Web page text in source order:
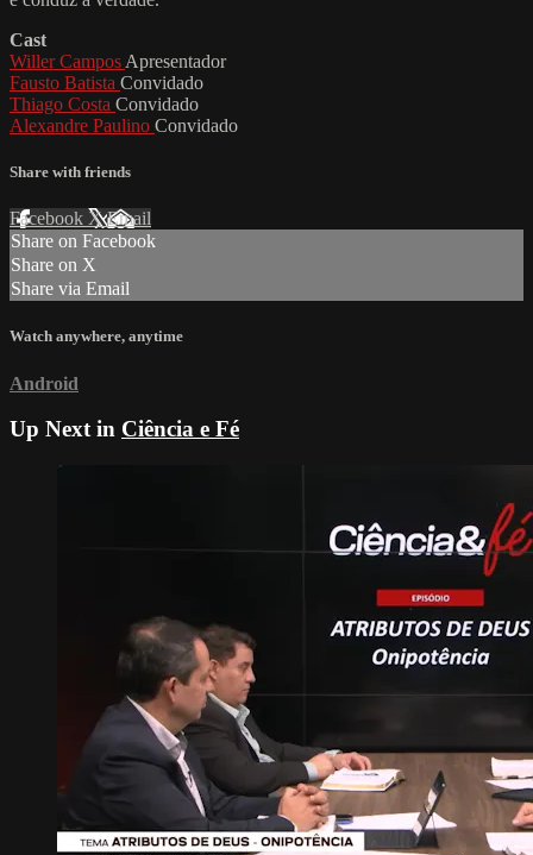
Cast
Willer Campos Apresentador
Fausto Batista Convidado
Thiago Costa Convidado
Alexandre Paulino Convidado
Share with friends
Facebook XEmail
Share on Facebook
Share on X
Share via Email
Watch anywhere, anytime
Android
Up Next in Ciência e Fé